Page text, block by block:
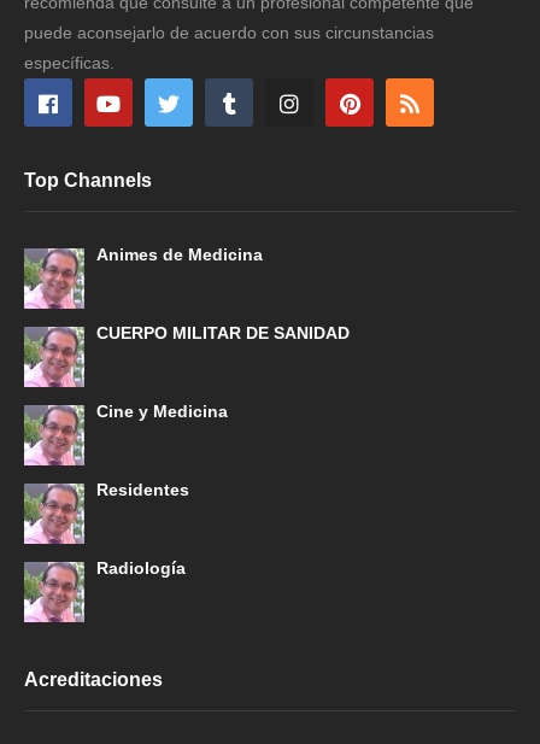
puede aconsejarlo de acuerdo con sus circunstancias
específicas.
Top Channels
Animes de Medicina
CUERPO MILITAR DE SANIDAD
Cine y Medicina
Residentes
Radiología
Acreditaciones